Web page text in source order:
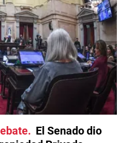
El Senado dio